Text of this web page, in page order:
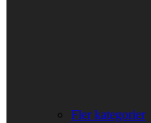
Fler kategorier